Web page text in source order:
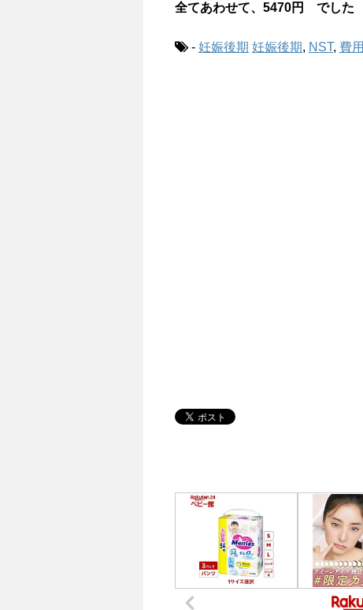
全てあわせて、5470円 でした
- 妊娠後期 妊娠後期, NST, 費用